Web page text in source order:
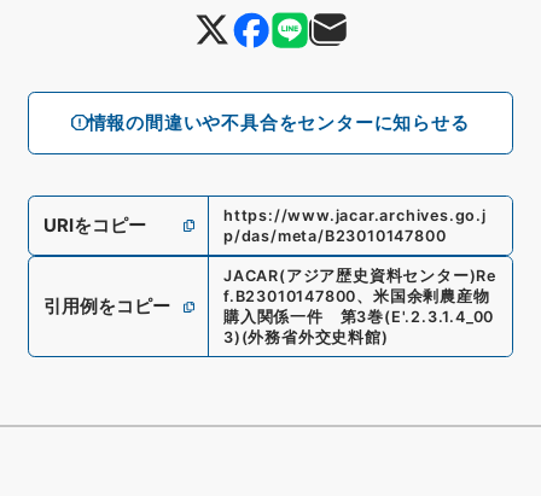
情報の間違いや不具合をセンターに知らせる
URIをコピー
https://www.jacar.archives.go.j
p/das/meta/B23010147800
引用例をコピー
JACAR(アジア歴史資料センター)Re
f. B23010147800、 米国余剰農産物
購入関係一件 第3巻(E'.2.3.1.4_00
3) (外務省外交史料館)